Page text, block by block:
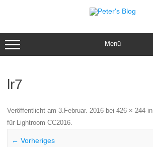
Menü
lr7
Veröffentlicht am 3.Februar. 2016 bei 426 × 244 in
für Lightroom CC2016.
← Vorheriges